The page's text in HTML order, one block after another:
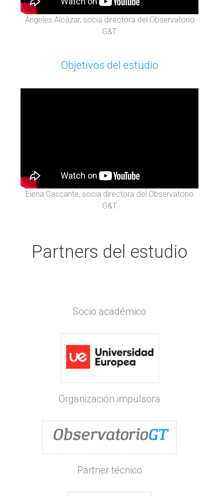
Ángeles Alcázar, socia directora del Observatorio
G&T
Objetivos del estudio
Elena Cascante, socia directora del Observatorio
G&T
Partners del estudio
Socio académico
Organización impulsora
Partner técnico